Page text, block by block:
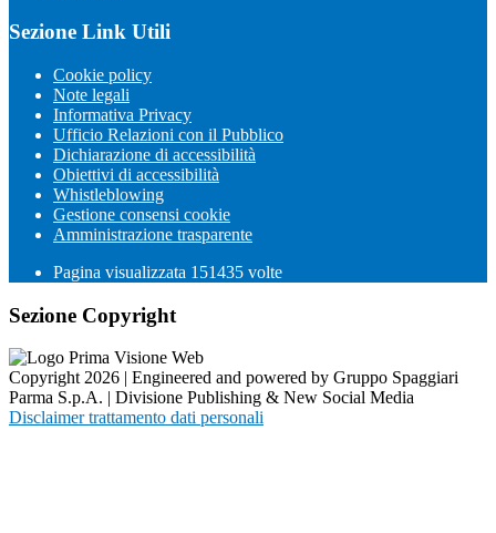
Sezione Link Utili
Cookie policy
Note legali
Informativa Privacy
Ufficio Relazioni con il Pubblico
Dichiarazione di accessibilità
Obiettivi di accessibilità
Whistleblowing
Gestione consensi cookie
Amministrazione trasparente
Pagina visualizzata 151435 volte
Sezione Copyright
Copyright 2026 | Engineered and powered by Gruppo Spaggiari
Parma S.p.A. | Divisione Publishing & New Social Media
Disclaimer trattamento dati personali